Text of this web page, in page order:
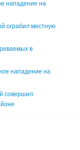
нападение на
ограбил местную
в
нападение на
совершил